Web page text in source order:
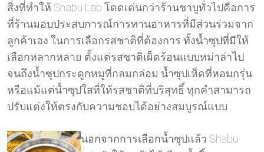
สิ่งที่ทำให้ Shabu Lab โดดเด่นกว่าร้านชาบูทั่วไปคือการ
ที่ร้านมอบประสบการณ์การทานอาหารที่มีส่วนร่วมจาก
ลูกค้าเอง ในการเลือกรสชาติที่ต้องการ ทั้งน้ำซุปที่มีให้
เลือกหลากหลาย ตั้งแต่รสชาติเผ็ดร้อนแบบหม่าล่าไป
จนถึงน้ำซุปกระดูกหมูที่กลมกล่อม น้ำซุปเห็ดที่หอมกรุ่น
หรือแม้แต่น้ำซุปใสที่ให้รสชาติที่บริสุทธิ์ ทุกคำสามารถ
ปรับแต่งให้ตรงกับความชอบได้อย่างสมบูรณ์แบบ
นอกจากการเลือกน้ำซุปแล้ว Shabu